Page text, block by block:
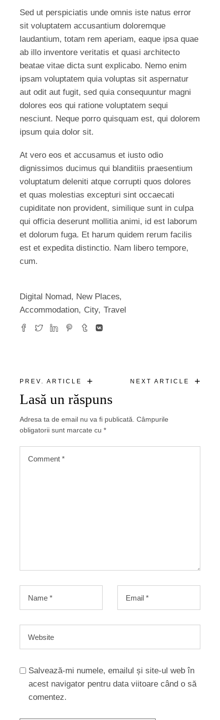
Sed ut perspiciatis unde omnis iste natus error
sit voluptatem accusantium doloremque
laudantium, totam rem aperiam, eaque ipsa quae
ab illo inventore veritatis et quasi architecto
beatae vitae dicta sunt explicabo. Nemo enim
ipsam voluptatem quia voluptas sit aspernatur
aut odit aut fugit, sed quia consequuntur magni
dolores eos qui ratione voluptatem sequi
nesciunt. Neque porro quisquam est, qui dolorem
ipsum quia dolor sit.
At vero eos et accusamus et iusto odio
dignissimos ducimus qui blanditiis praesentium
voluptatum deleniti atque corrupti quos dolores
et quas molestias excepturi sint occaecati
cupiditate non provident, similique sunt in culpa
qui officia deserunt mollitia animi, id est laborum
et dolorum fuga. Et harum quidem rerum facilis
est et expedita distinctio. Nam libero tempore,
cum.
Digital Nomad, New Places
Accommodation
City Travel
PREV. ARTICLE + NEXT ARTICLE +
Lasă un răspuns
Adresa ta de email nu va fi publicată. Câmpurile
obligatorii sunt marcate cu*
Salvează-mi numele, emailul și site-ul web în
acest navigator pentru data viitoare când o să
comentez.